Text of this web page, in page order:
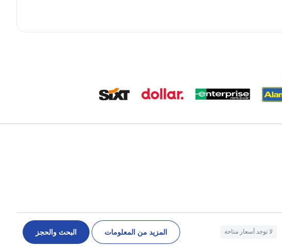
لا توجد أسعار متاحة المزيد من المعلومات البحث والحجز